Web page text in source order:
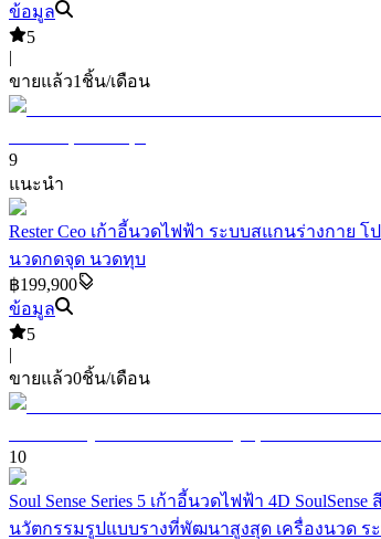
ข้อมูล
5
|
ขายแล้ว1 ชิ้น/เดือน
9
แนะนำ
Rester Ceo เก้าอี้นวดไฟฟ้า ระบบสแกนร่างกา
นวดกดจุด นวดทุบ
฿199,900
ข้อมูล
5
|
ขายแล้ว0ชิ้น/เดือน
10
Soul Sense Series 5 เก้าอี้นวดไฟฟ้า 4D
นวัตกรรมรูปแบบรางที่พัฒนาสูงสุด เครื่องนวด ร